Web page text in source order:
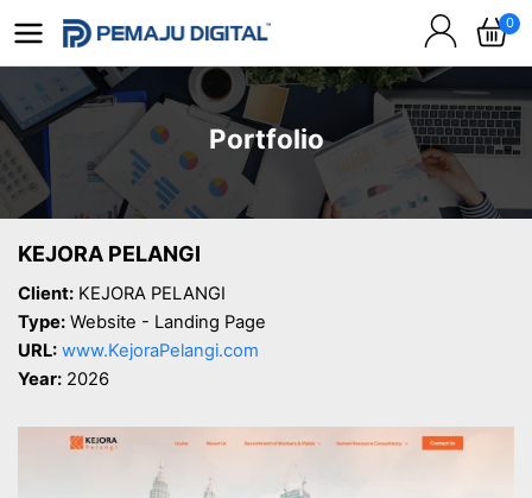
0
Portfolio
KEJORA PELANGI
Client: KEJORA PELANGI
Type: Website - Landing Page
URL: www.KejoraPelangi.com
Year: 2026